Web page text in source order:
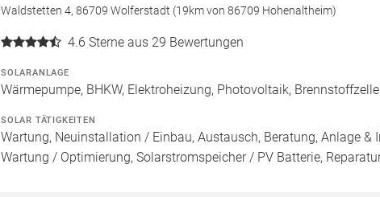
Waldstetten 4, 86709 Wolferstadt (19km von 86709 Hohenaltheim)
4.6 Sterne aus 29 Bewertungen
SOLARANLAGE
Wärmepumpe, BHKW, Elektroheizung, Photovoltaik, Brennstoffzelle
SOLAR TÄTIGKEITEN
Wartung, Neuinstallation / Einbau, Austausch, Beratung, Anlage
Wartung / Optimierung, Solarstromspeicher / PV Batterie,